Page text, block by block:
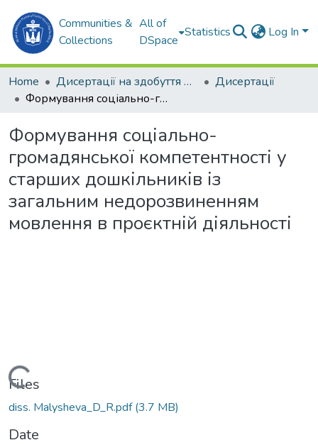
Communities &
Collections
All of
DSpace
Statistics Log In
Home Дисертації на здобуття наукових ступенів
Дисертації
Формування соціально-громадянської компетентності у старших дошкільників із загальним недорозвиненням мовлення в проєктній діяльності
Формування соціально-
громадянської компетентності у
старших дошкільників із
загальним недорозвиненням
мовлення в проєктній діяльності
Loading...
Files
diss. Malysheva_D_R.pdf(3.7 MB)
Date